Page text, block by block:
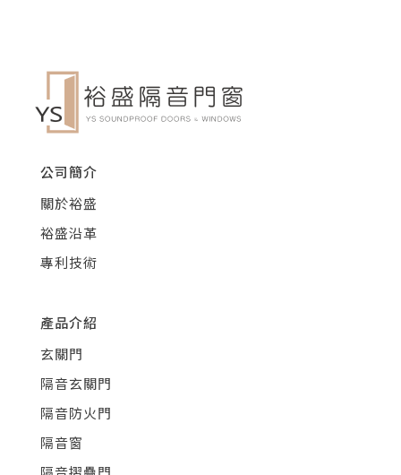
公司簡介
關於裕盛
裕盛沿革
專利技術
產品介紹
玄關門
隔音玄關門
隔音防火門
隔音窗